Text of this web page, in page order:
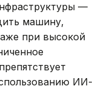
—
машину,
при высокой
ИИ-